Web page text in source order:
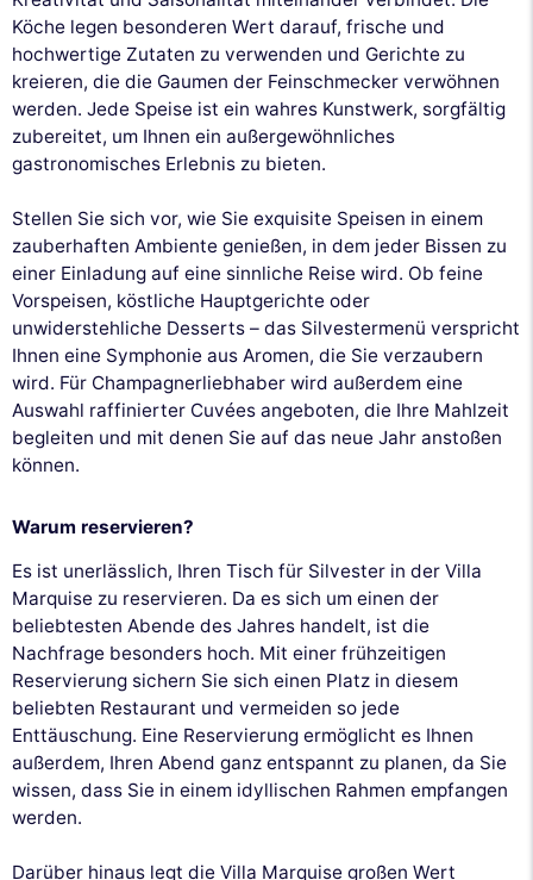
Köche legen besonderen Wert darauf, frische und
hochwertige Zutaten zu verwenden und Gerichte zu
kreieren, die die Gaumen der Feinschmecker verwöhnen
werden. Jede Speise ist ein wahres Kunstwerk, sorgfältig
zubereitet, um Ihnen ein außergewöhnliches
gastronomisches Erlebnis zu bieten.
Stellen Sie sich vor, wie Sie exquisite Speisen in einem
zauberhaften Ambiente genießen, in dem jeder Bissen zu
einer Einladung auf eine sinnliche Reise wird. Ob feine
Vorspeisen, köstliche Hauptgerichte oder
unwiderstehliche Desserts – das Silvestermenü verspricht
Ihnen eine Symphonie aus Aromen, die Sie verzaubern
wird. Für Champagnerliebhaber wird außerdem eine
Auswahl raffinierter Cuvées angeboten, die Ihre Mahlzeit
begleiten und mit denen Sie auf das neue Jahr anstoßen
können.
Warum reservieren?
Es ist unerlässlich, Ihren Tisch für Silvester in der Villa
Marquise zu reservieren. Da es sich um einen der
beliebtesten Abende des Jahres handelt, ist die
Nachfrage besonders hoch. Mit einer frühzeitigen
Reservierung sichern Sie sich einen Platz in diesem
beliebten Restaurant und vermeiden so jede
Enttäuschung. Eine Reservierung ermöglicht es Ihnen
außerdem, Ihren Abend ganz entspannt zu planen, da Sie
wissen, dass Sie in einem idyllischen Rahmen empfangen
werden.
Darüber hinaus legt die Villa Marquise großen Wert